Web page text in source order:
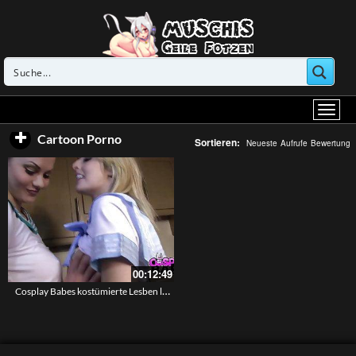
Cartoon Porno Sortieren: Neueste Aufrufe Bewertung
00:12:49
Cosplay Babes kostümierte Lesben lecken sich